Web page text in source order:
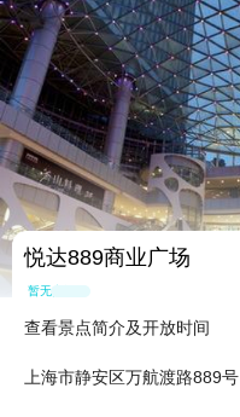
悦达889商业广场
暂无点评
查看景点简介及开放时间
上海市静安区万航渡路889号
